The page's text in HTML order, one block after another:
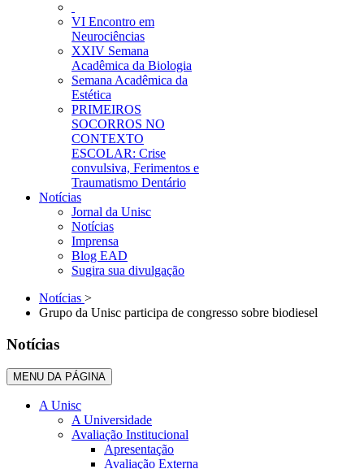
VI Encontro em
Neurociências
XXIV Semana
Acadêmica da Biologia
Semana Acadêmica da
Estética
PRIMEIROS
SOCORROS NO
CONTEXTO
ESCOLAR: Crise
convulsiva, Ferimentos e
Traumatismo Dentário
Notícias
Jornal da Unisc
Notícias
Imprensa
Blog EAD
Sugira sua divulgação
Notícias >
Grupo da Unisc participa de congresso sobre biodiesel
Notícias
MENU DA PÁGINA
A Unisc
A Universidade
Avaliação Institucional
Apresentação
Avaliação Externa